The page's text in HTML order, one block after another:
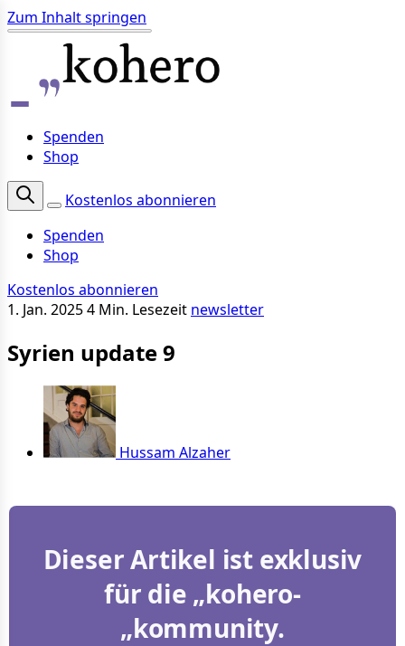
Zum Inhalt springen
Spenden
Shop
Kostenlos abonnieren
Spenden
Shop
Kostenlos abonnieren
1. Jan. 20254 Min. Lesezeit newsletter
Syrien update 9
Hussam Alzaher
Dieser Artikel ist exklusiv
für die „kohero-
„kommunity.